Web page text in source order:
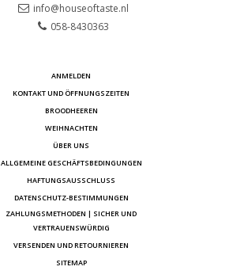
info@houseoftaste.nl
058-8430363
ANMELDEN
KONTAKT UND ÖFFNUNGSZEITEN
BROODHEEREN
WEIHNACHTEN
ÜBER UNS
ALLGEMEINE GESCHÄFTSBEDINGUNGEN
HAFTUNGSAUSSCHLUSS
DATENSCHUTZ-BESTIMMUNGEN
ZAHLUNGSMETHODEN | SICHER UND
VERTRAUENSWÜRDIG
VERSENDEN UND RETOURNIEREN
SITEMAP